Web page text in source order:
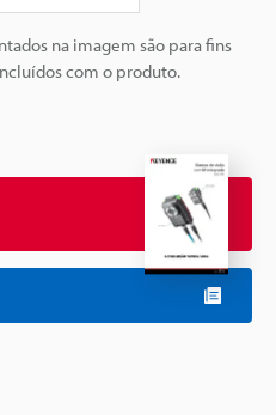
na imagem são para fins
com o produto.